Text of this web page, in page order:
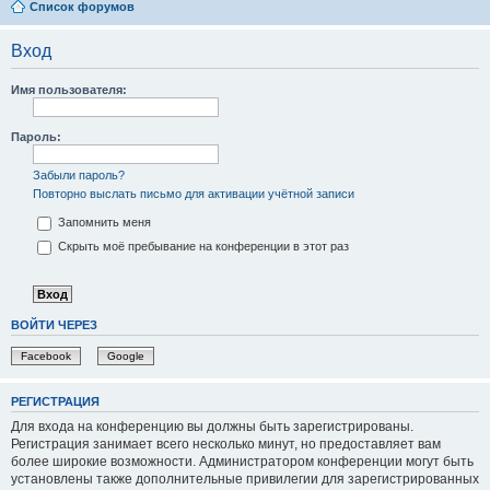
Список форумов
Вход
Имя пользователя:
Пароль:
Забыли пароль?
Повторно выслать письмо для активации учётной записи
Запомнить меня
Скрыть моё пребывание на конференции в этот раз
ВОЙТИ ЧЕРЕЗ
Facebook Google
РЕГИСТРАЦИЯ
Для входа на конференцию вы должны быть зарегистрированы.
Регистрация занимает всего несколько минут, но предоставляет вам
более широкие возможности. Администратором конференции могут быть
установлены также дополнительные привилегии для зарегистрированных